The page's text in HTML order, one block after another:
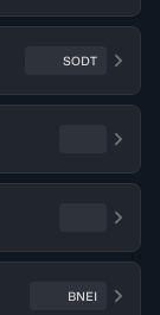
SODT
BNEI